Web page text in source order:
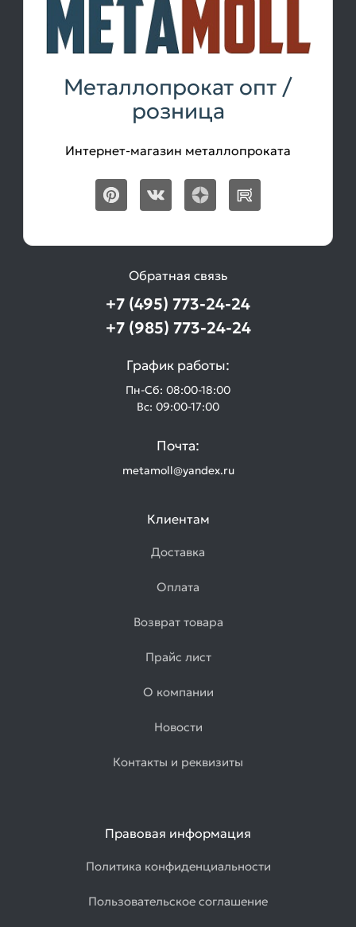
Металлопрокат опт /
розница
Интернет-магазин металлопроката
Обратная связь
+7 (495) 773-24-24
+7 (985) 773-24-24
График работы:
Пн-Сб: 08:00-18:00
Вс: 09:00-17:00
Почта:
metamoll@yandex.ru
Клиентам
Доставка
Оплата
Возврат товара
Прайс лист
О компании
Новости
Контакты и реквизиты
Правовая информация
Политика конфиденциальности
Пользовательское соглашение